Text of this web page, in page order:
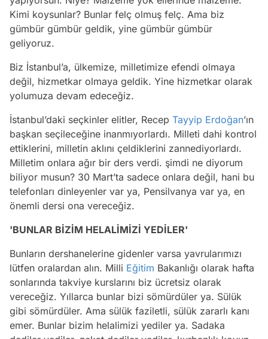
Kimi koysunlar? Bunlar felç olmuş felç. Ama biz
gümbür gümbür geldik, yine gümbür gümbür
geliyoruz.
Biz İstanbul’a, ülkemize, milletimize efendi olmaya
değil, hizmetkar olmaya geldik. Yine hizmetkar olarak
yolumuza devam edeceğiz.
İstanbul’daki seçkinler elitler, Recep Tayyip Erdoğan’ın
başkan seçileceğine inanmıyorlardı. Milleti dahi kontrol
ettiklerini, milletin aklını çeldiklerini zannediyorlardı.
Milletim onlara ağır bir ders verdi. şimdi ne diyorum
biliyor musun? 30 Mart’ta sadece onlara değil, hani bu
telefonları dinleyenler var ya, Pensilvanya var ya, en
önemli dersi ona vereceğiz.
'BUNLAR BİZİM HELALİMİZİ YEDİLER'
Bunların dershanelerine gidenler varsa yavrularımızı
lütfen oralardan alın. Milli Eğitim Bakanlığı olarak hafta
sonlarında takviye kurslarını biz ücretsiz olarak
vereceğiz. Yıllarca bunlar bizi sömürdüler ya. Sülük
gibi sömürdüler. Ama sülük faziletli, sülük zararlı kanı
emer. Bunlar bizim helalimizi yediler ya. Sadaka